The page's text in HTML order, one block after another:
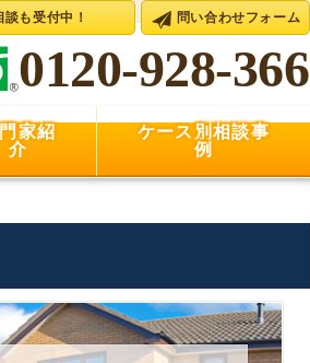
0120-928-366
も受付中！ 問い合わせフォーム
家紹
介
ケース別相談事
例